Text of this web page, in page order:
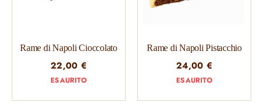
Rame di Napoli Cioccolato
22,00 €
ESAURITO
Rame di Napoli Pistacchio
24,00 €
ESAURITO